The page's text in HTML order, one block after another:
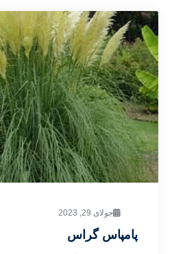
جولای 29, 2023
پامپاس گراس